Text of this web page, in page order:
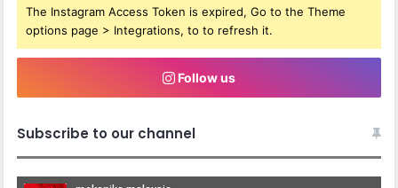
The Instagram Access Token is expired, Go to the Theme
options page > Integrations, to to refresh it.
Follow us
Subscribe to our channel